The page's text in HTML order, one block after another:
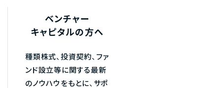
ベンチャー
キャピタルの方へ
種類株式、投資契約、ファ
ンド設立等に関する最新
のノウハウをもとに、サポ